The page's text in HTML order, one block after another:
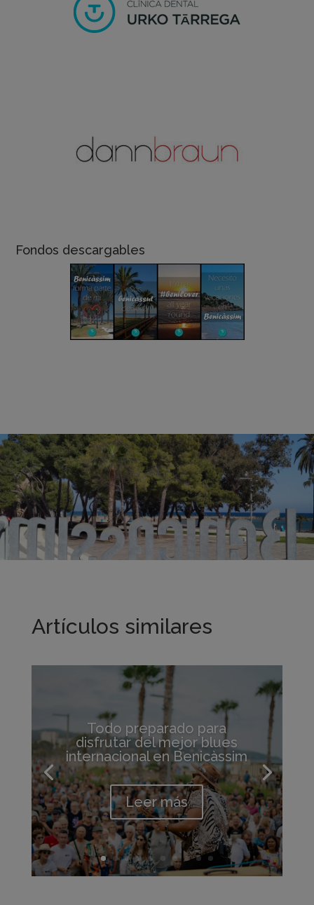
Fondos descargables
Artículos similares
Todo preparado para
disfrutar del mejor blues
internacional en Benicàssim
Leer más